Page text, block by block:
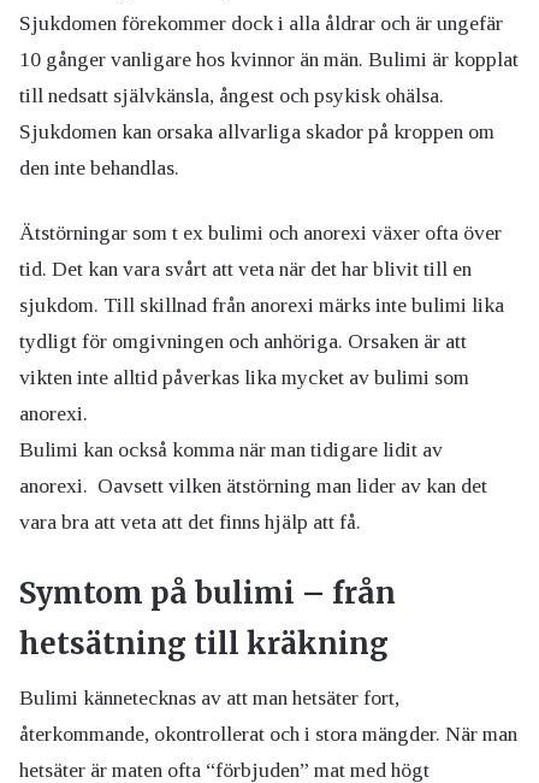
Sjukdomen förekommer dock i alla åldrar och är ungefär
10 gånger vanligare hos kvinnor än män. Bulimi är kopplat
till nedsatt självkänsla, ångest och psykisk ohälsa.
Sjukdomen kan orsaka allvarliga skador på kroppen om
den inte behandlas.
Ätstörningar som t ex bulimi och anorexi växer ofta över
tid. Det kan vara svårt att veta när det har blivit till en
sjukdom. Till skillnad från anorexi märks inte bulimi lika
tydligt för omgivningen och anhöriga. Orsaken är att
vikten inte alltid påverkas lika mycket av bulimi som
anorexi.
Bulimi kan också komma när man tidigare lidit av
anorexi. Oavsett vilken ätstörning man lider av kan det
vara bra att veta att det finns hjälp att få.
Symtom på bulimi – från
hetsätning till kräkning
Bulimi kännetecknas av att man hetsäter fort,
återkommande, okontrollerat och i stora mängder. När man
hetsäter är maten ofta “förbjuden” mat med högt